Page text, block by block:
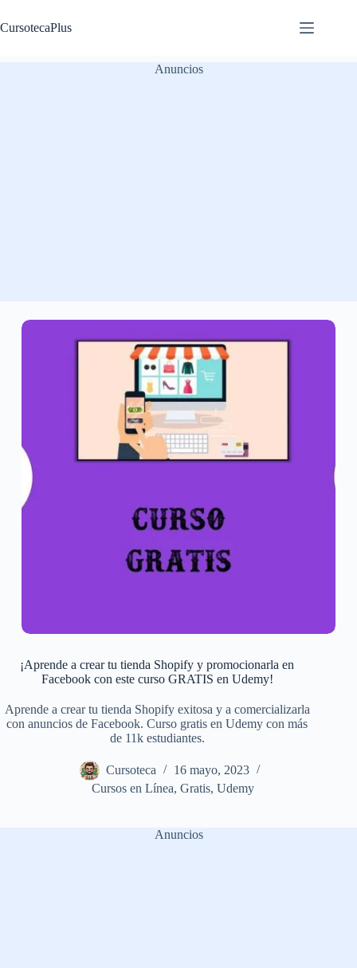
al
contenido
CursotecaPlus
Anuncios
¡Aprende a crear tu tienda Shopify y promocionarla en
Facebook con este curso GRATIS en Udemy!
Aprende a crear tu tienda Shopify exitosa y a comercializarla
con anuncios de Facebook. Curso gratis en Udemy con más
de 11k estudiantes.
Cursoteca
16 mayo, 2023
Cursos en Línea,Gratis,Udemy
Anuncios